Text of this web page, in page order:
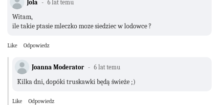
Jola 6 lat temu
Witam,
ile takie ptasie mleczko moze siedziec w lodowce ?
Like Odpowiedz
Joanna Moderator 6 lat temu
Kilka dni, dopóki truskawki będą świeże ;)
Like Odpowiedz